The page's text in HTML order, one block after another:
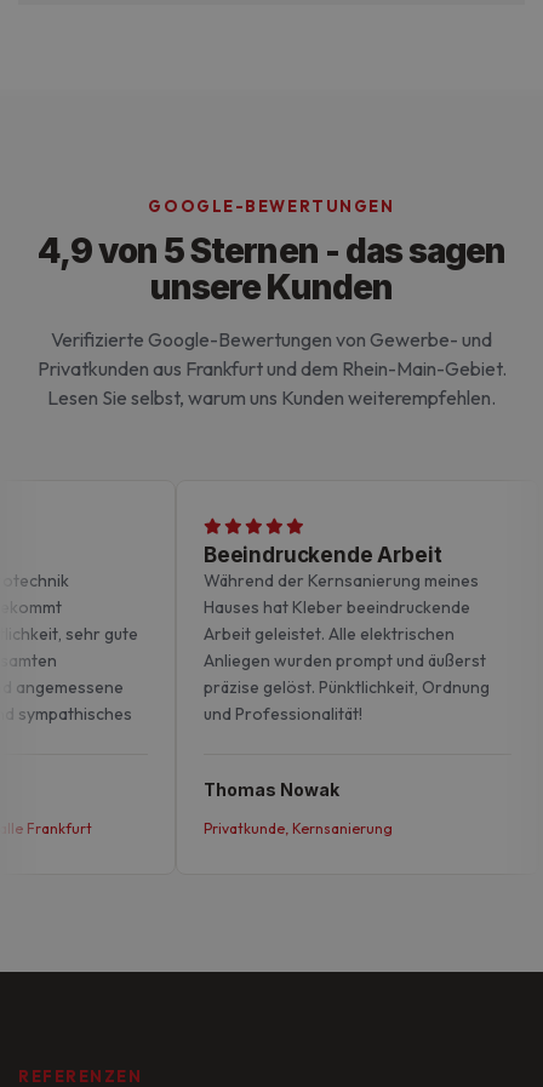
GOOGLE-BEWERTUNGEN
4,9 von 5 Sternen - das sagen
unsere Kunden
Verifizierte Google-Bewertungen von Gewerbe- und
Privatkunden aus Frankfurt und dem Rhein-Main-Gebiet.
Lesen Sie selbst, warum uns Kunden weiterempfehlen.
sehr gute
angemessene
sympathisches
Frankfurt
Beeindruckende Arbeit
Während der Kernsanierung meines
Hauses hat Kleber beeindruckende
Arbeit geleistet. Alle elektrischen
Anliegen wurden prompt und äußerst
präzise gelöst. Pünktlichkeit, Ordnung
und Professionalität!
Thomas Nowak
Privatkunde, Kernsanierung
REFERENZEN